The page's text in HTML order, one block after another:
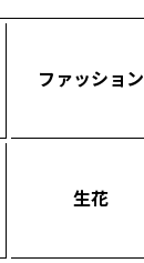
ファッション
生花